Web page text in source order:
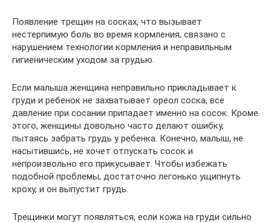
Появление трещин на сосках, что вызывает
нестерпимую боль во время кормления, связано с
нарушением технологии кормления и неправильным
гигиеническим уходом за грудью.
Если малыша женщина неправильно прикладывает к
груди и ребенок не захватывает ореол соска, все
давление при сосании припадает именно на сосок. Кроме
этого, женщины довольно часто делают ошибку,
пытаясь забрать грудь у ребенка. Конечно, малыш, не
насытившись, не хочет отпускать сосок и
непроизвольно его прикусывает. Чтобы избежать
подобной проблемы, достаточно легонько ущипнуть
кроху, и он выпустит грудь.
Трещинки могут появляться, если кожа на груди сильно